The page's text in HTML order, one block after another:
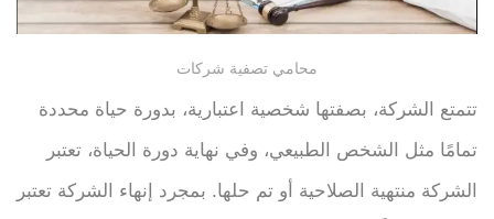
محامي تصفية شركات
تتمتع الشركة، بصفتها شخصية اعتبارية، بدورة حياة محددة
تمامًا مثل الشخص الطبيعي، وفي نهاية دورة الحياة، تعتبر
الشركة منتهية الصلاحية أو تم حلها. بمجرد إنهاء الشركة تعتبر